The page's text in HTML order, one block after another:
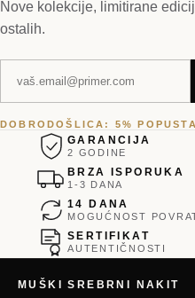
Nove kolekcije, limitirane
ostalih.
DOBRODOŠLICA: 5%
GARANCIJA
2 GODINE
BRZA ISPORUKA
1-3 DANA
14 DANA
MOGUĆNOST
SERTIFIKAT
AUTENTIČNOSTI
MUŠKI SREBRNI NAKIT